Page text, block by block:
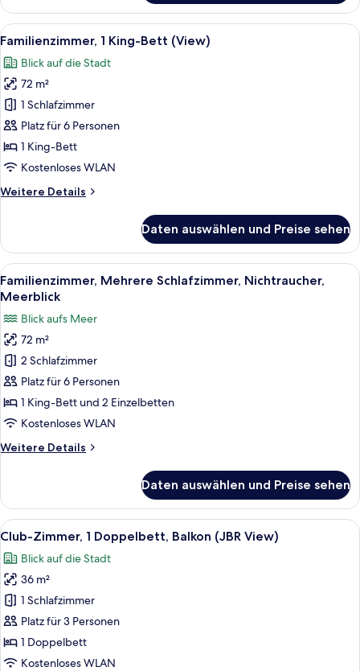
Zimmer,
1 King-
Bett
View)
Alle
Fotos
für
Familienzimmer,
1 King-
Bett
(View)
anzeigen
Ein modernes Hotelzimmer mit
13
Familienzimmer, 1 King-Bett (View)
Blick auf die Stadt
72 m²
1 Schlafzimmer
Platz für 6 Personen
1 King-Bett
Kostenloses WLAN
Weitere Details
Weitere
1 King-
Bett
(View)
Daten auswählen und Preise sehen
Alle
Fotos
Familienzimmer,
Mehrere
Schlafzimmer,
Nichtraucher,
Meerblick
anzeigen
Ein modernes Hotelzimmer mit
12
Familienzimmer, Mehrere Schlafzimmer, Nichtraucher,
Meerblick
Blick aufs Meer
72 m²
2 Schlafzimmer
Platz für 6 Personen
1 King-Bett und 2 Einzelbetten
Kostenloses WLAN
Weitere Details
Weitere
Mehrere
Schlafzimmer,
Nichtraucher,
Daten auswählen und Preise sehen
Alle
Fotos
für
Club-
Zimmer,
1
Doppelbett,
Balkon
Ein Hotelzimmer mit einem großen
8
Club-Zimmer, 1 Doppelbett, Balkon (JBR View)
Blick auf die Stadt
36 m²
1 Schlafzimmer
Platz für 3 Personen
1 Doppelbett
Kostenloses WLAN